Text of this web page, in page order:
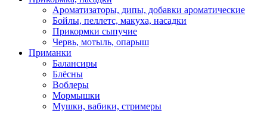
Ароматизаторы, дипы, добавки ароматические
Бойлы, пеллетс, макуха, насадки
Прикормки сыпучие
Червь, мотыль, опарыш
Приманки
Балансиры
Блёсны
Воблеры
Мормышки
Мушки, вабики, стримеры